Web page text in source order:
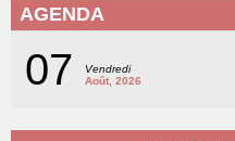
AGENDA
07
Vendredi
Août, 2026